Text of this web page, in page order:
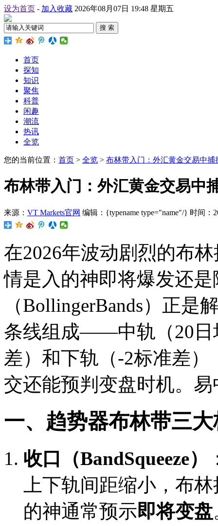
设为首页 - 加入收藏 2026年08月07日 19:48 星期五
搜 索
首页
探知
知识
聚焦
科普
闲趣
潮流
热讯
全览
您的当前位置： 首页 > 全览 > 布林带入门：外汇黄金交易中捕
布林带入门：外汇黄金交易中
来源： VT Markets官网 编辑：{typename type="name"/} 时间：
在2026年波动剧烈的布
情是入的神即将爆发还
（BollingerBands）正
条线组成——中轨（20日
差）和下轨（-2标准差
交还能预判变盘时机。易
一、趋势器布林带三
收口（BandSqueeze）
上下轨间距缩小，布
的神通常预示即将变盘